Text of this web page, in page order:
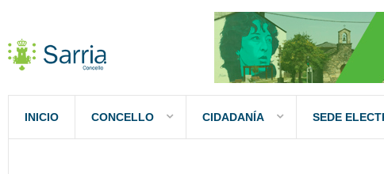
INICIO CONCELLO CIDADANÍA SEDE